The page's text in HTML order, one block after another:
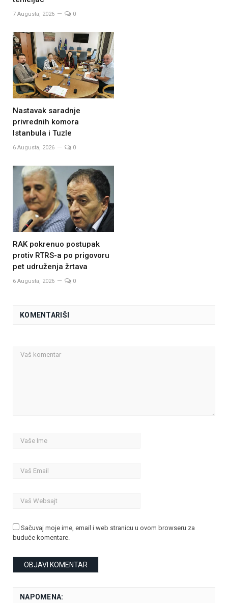
7 Augusta, 2026 0
Nastavak saradnje
privrednih komora
Istanbula i Tuzle
6 Augusta, 2026 0
RAK pokrenuo postupak
protiv RTRS-a po prigovoru
pet udruženja žrtava
6 Augusta, 2026 0
KOMENTARIŠI
Sačuvaj moje ime, email i web stranicu u ovom browseru za
buduće komentare.
NAPOMENA: